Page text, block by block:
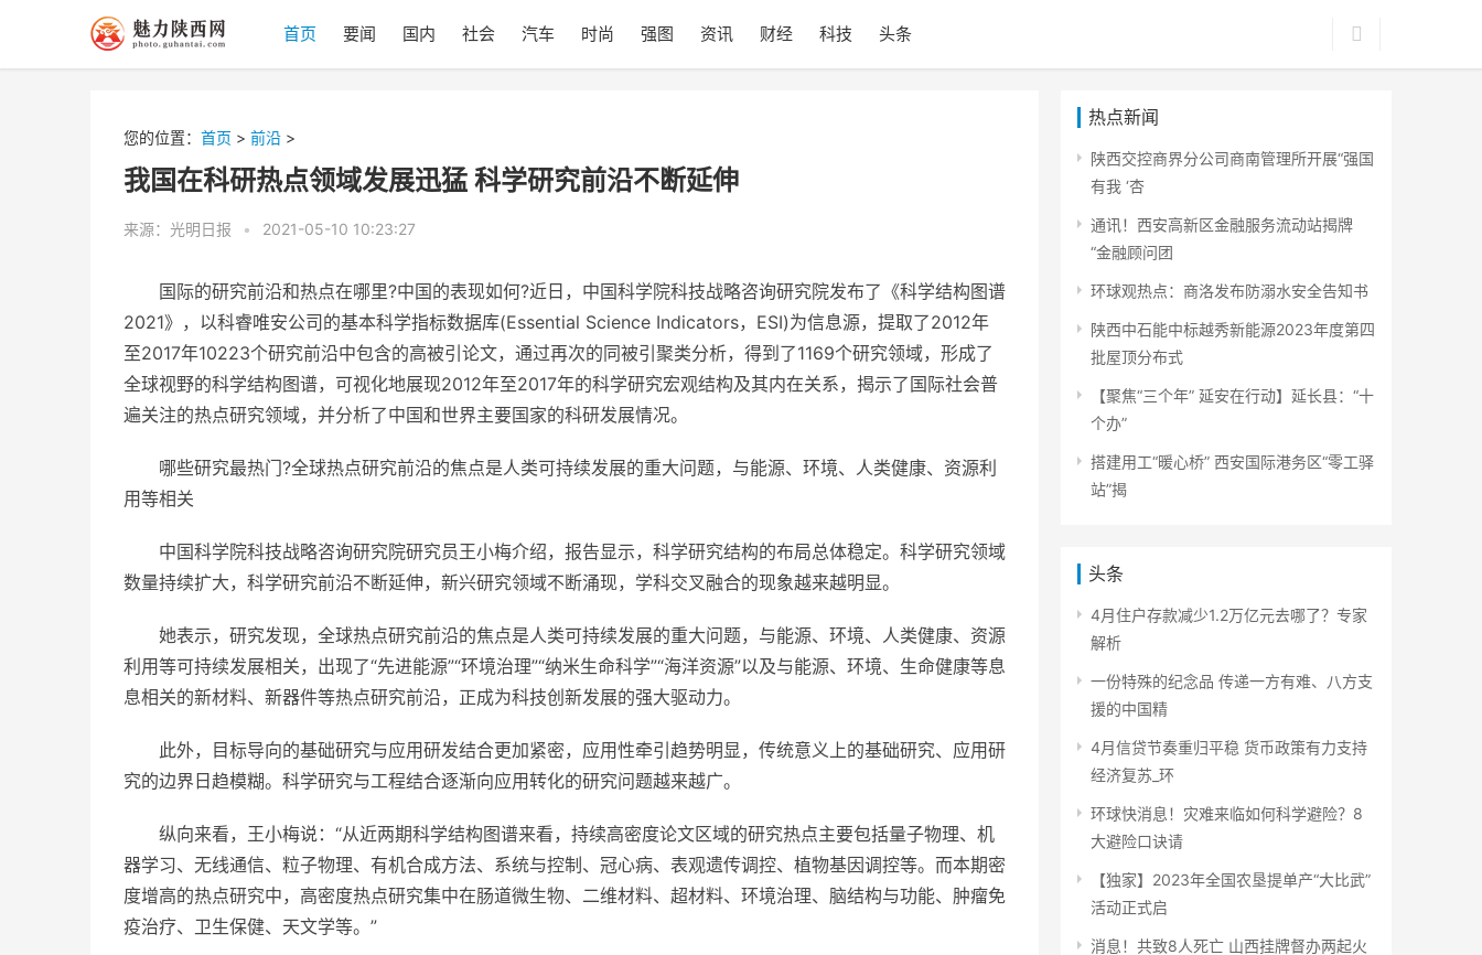
首页 要闻 国内 社会 汽车 时尚 强图 资讯 财经 科技 头条
您的位置： 首页 > 前沿 >
我国在科研热点领域发展迅猛 科学研究前沿不断延伸
来源：光明日报 • 2021-05-10 10:23:27
国际的研究前沿和热点在哪里?中国的表现如何?近 日，中国科学院科技战略咨询研究院发布了《科学结构图谱
2021》，以科睿唯安公司的基本科学指标数据库(Essential Science Indicators，ESI)为信息源，提取了2012年
至2017年10223个研究前沿中包含的高被引论文，通过再次的同被引聚类分析，得到了1169个研究领域，形成了
全球视野的科学结构图谱，可视化地展现2012年至2017年的科学研究宏观结构及其内在关系，揭示了国际社会普
遍关注的热点研究领域，并分析了中国和世界主要国家的科研发展情况。
哪些研究最热门?全球热点研究前沿的焦点是人类可持续发展的重大问题，与能源、环境、人类健康、资源利
用等相关
中国科学院科技战略咨询研究院研究员王小梅介绍，报告显示，科学研究结构的布局总体稳定。科学研究领域
数量持续扩大，科学研究前沿不断延伸，新兴研究领域不断涌现，学科交叉融合的现象越来越明显。
她表示，研究发现，全球热点研究前沿的焦点是人类可持续发展的重大问题，与能源、环境、人类健康、资源
利用等可持续发展相关，出现了“先进能源”“环境治理”“纳米生命科学”“海洋资源”以及与能源、环境、生命健康等息
息相关的新材料、新器件等热点研究前沿，正成为科技创新发展的强大驱动力。
此外，目标导向的基础研究与应用研发结合更加紧密，应用性牵引趋势明显，传统意义上的基础研究、应用研
究的边界日趋模糊。科学研究与工程结合逐渐向应用转化的研究问题越来越广。
纵向来看，王小梅说：“从近两期科学结构图谱来看，持续高密度论文区域的研究热点主要包括量子物理、机
器学习、无线通信、粒子物理、有机合成方法、系统与控制、冠心病、表观遗传调控、植物基因调控等。而本期密
度增高的热点研究中，高密度热点研究集中在肠道微生物、二维材料、超材料、环境治理、脑结构与功能、肿瘤免
疫治疗、卫生保健、天文学等。”
热点新闻
陕西交控商界分公司商南管理所开展“强国
有我 ‘杏
通讯！西安高新区金融服务流动站揭牌
“金融顾问团
环球观热点：商洛发布防溺水安全告知书
陕西中石能中标越秀新能源2023年度第四
批屋顶分布式
【聚焦“三个年” 延安在行动】延长县：“十
个办”
搭建用工“暖心桥” 西安国际港务区“零工驿
站”揭
头条
4月住户存款减少1.2万亿元去哪了？专家
解析
一份特殊的纪念品 传递一方有难、八方支
援的中国精
4月信贷节奏重归平稳 货币政策有力支持
经济复苏_环
环球快消息！灾难来临如何科学避险？8
大避险口诀请
【独家】2023年全国农垦提单产“大比武”
活动正式启
消息！共致8人死亡 山西挂牌督办两起火